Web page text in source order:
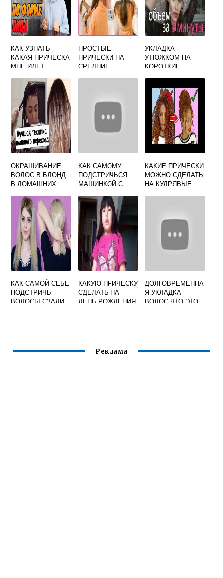
КАК УЗНАТЬ
КАКАЯ ПРИЧЕСКА
МНЕ ИДЕТ
ПРОСТЫЕ
ПРИЧЕСКИ НА
СРЕДНИЕ
УКЛАДКА
УТЮЖКОМ НА
КОРОТКИЕ
УСЛОВИЯХ
ОКРАШИВАНИЕ
ВОЛОС В БЛОНД
В ДОМАШНИХ
КАК САМОМУ
ПОДСТРИЧЬСЯ
МАШИНКОЙ С
ПАРНЮ
КАКИЕ ПРИЧЕСКИ
МОЖНО СДЕЛАТЬ
НА КУДРЯВЫЕ
КАК САМОЙ СЕБЕ
ПОДСТРИЧЬ
ВОЛОСЫ СЗАДИ
КАКУЮ ПРИЧЕСКУ
СДЕЛАТЬ НА
ДЕНЬ РОЖДЕНИЯ
ДОЛГОВРЕМЕННА
Я УКЛАДКА
ВОЛОС ЧТО ЭТО
Реклама